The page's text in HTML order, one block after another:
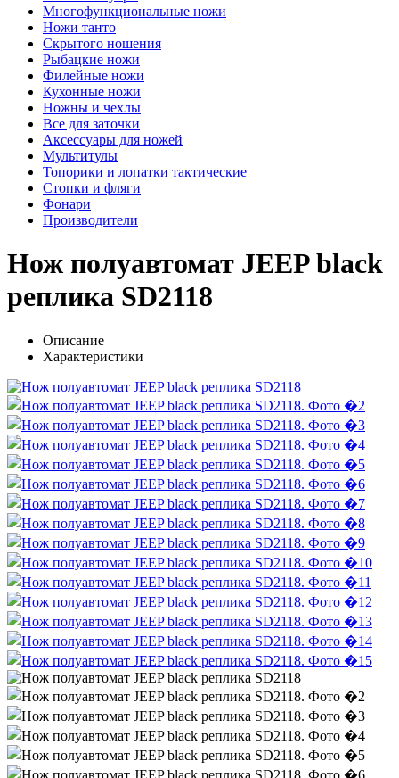
Многофункциональные ножи
Ножи танто
Скрытого ношения
Рыбацкие ножи
Филейные ножи
Кухонные ножи
Ножны и чехлы
Все для заточки
Аксессуары для ножей
Мультитулы
Топорики и лопатки тактические
Стопки и фляги
Фонари
Производители
Нож полуавтомат JEEP black
реплика SD2118
Описание
Характеристики